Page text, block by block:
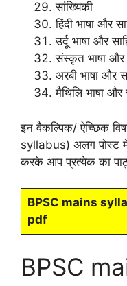
सांख्यिकी
हिंदी भाषा और
उर्दू भाषा और
संस्कृत भाषा और
अरबी भाषा और
मैथिलि भाषा और
इन वैकल्पिक/ ऐच्छिक
syllabus) अलग पोस्ट में
करके आप प्रत्येक का
BPSC mains
pdf
BPSC